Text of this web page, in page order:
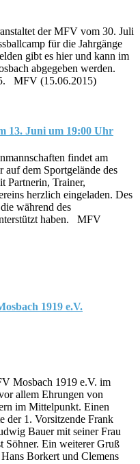
der MFV vom 30. Juli
für die Jahrgänge
gibt es hier und kann im
abgegeben werden.
MFV (15.06.2015)
13. Juni um 19:00 Uhr
findet am
auf dem Sportgelände des
Partnerin, Trainer,
herzlich eingeladen. Des
während des
haben. MFV
1919 e.V.
Mosbach 1919 e.V. im
allem Ehrungen von
im Mittelpunkt. Einen
der 1. Vorsitzende Frank
Bauer mit seiner Frau
Söhner. Ein weiterer Gruß
Borkert und Clemens